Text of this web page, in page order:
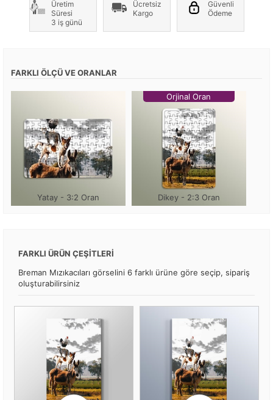
Üretim
Süresi
3 iş günü
Ücretsiz
Kargo
Güvenli
Ödeme
FARKLI ÖLÇÜ VE ORANLAR
Yatay - 3:2 Oran
Orjinal Oran
Dikey - 2:3 Oran
FARKLI ÜRÜN ÇEŞİTLERİ
Breman Mızıkacıları görselini 6 farklı ürüne göre seçip, sipariş
oluşturabilirsiniz